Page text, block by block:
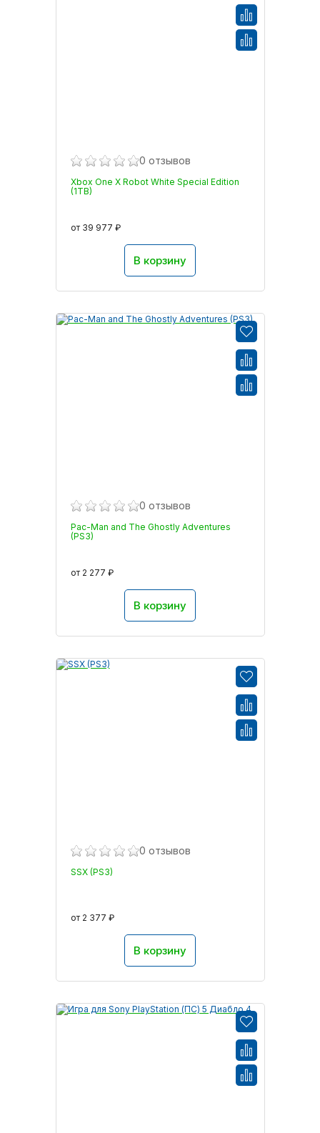
0 отзывов
Xbox One X Robot White Special Edition
(1TB)
от 39 977 ₽
В корзину
0 отзывов
Pac-Man and The Ghostly Adventures
(PS3)
от 2 277 ₽
В корзину
0 отзывов
SSX (PS3)
от 2 377 ₽
В корзину